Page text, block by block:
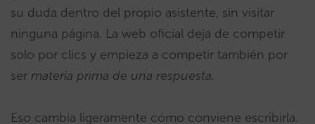
su duda dentro del propio asistente, sin visitar
ninguna página. La web oficial deja de competir
solo por clics y empieza a competir también por
ser materia prima de una respuesta.
Eso cambia ligeramente cómo conviene escribirla.